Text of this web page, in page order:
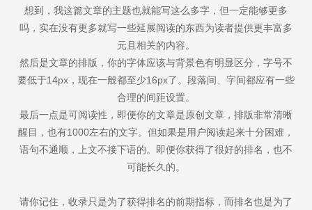
想到，我这篇文章的主题也就能写这么多字，但一定能够更多
吗，实在没有更多就写一些延展阅读的东西为读者提供更丰富多
元且相关的内容。
然后是文章的排版，你的字体应该与背景色有明显区分，字号不
要低于14px，现在一般都至少16px了。段落间、字间都应有一些
合理的间距设置。
最后一点是可阅读性，即便你的文章是原创文章，排版非常清晰
醒目，也有1000左右的文字。但如果是用户阅读起来十分困难，
语句不通顺，上文不接下语的。即便你获得了很好的排名，也不
可能长久的。
请你记住，收录只是为了获得排名的前期指标，而排名也是为了